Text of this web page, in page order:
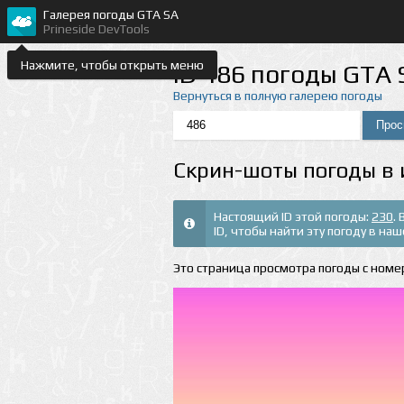
Нажмите, чтобы открыть меню
Галерея погоды GTA SA
Prineside DevTools
ID 486 погоды GTA
Вернуться в полную галерею погоды
Скрин-шоты погоды в
Настоящий ID этой погоды: 230.
ID, чтобы найти эту погоду в
Это страница просмотра погоды с